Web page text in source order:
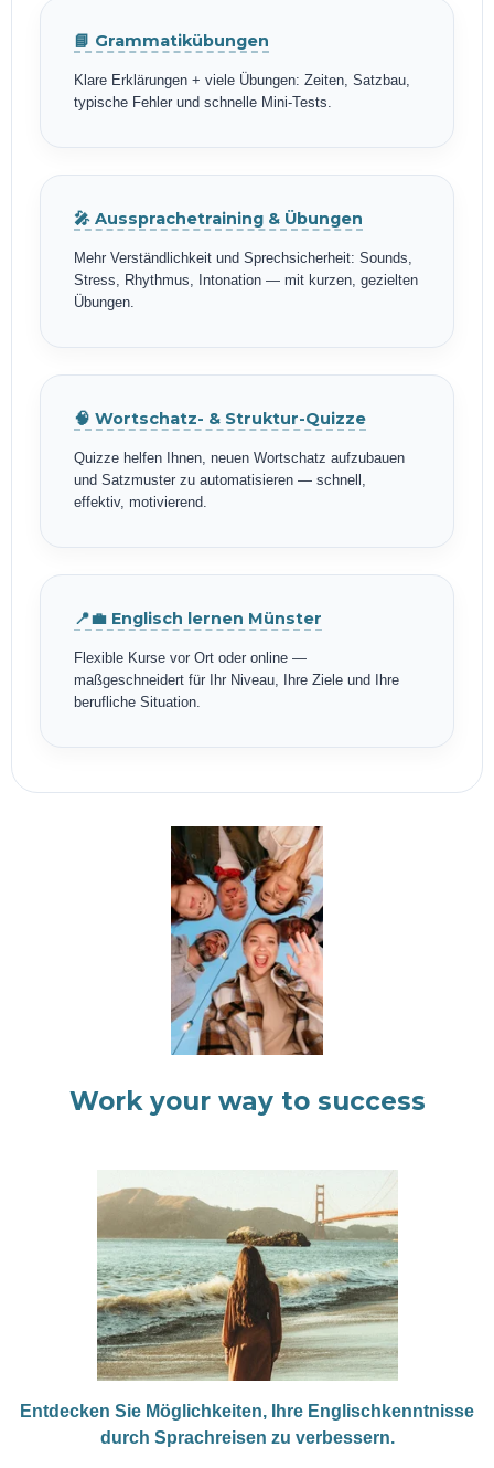
📘 Grammatikübungen
Klare Erklärungen + viele Übungen: Zeiten, Satzbau,
typische Fehler und schnelle Mini-Tests.
🎤 Aussprachetraining & Übungen
Mehr Verständlichkeit und Sprechsicherheit: Sounds,
Stress, Rhythmus, Intonation — mit kurzen, gezielten
Übungen.
🧠 Wortschatz- & Struktur-Quizze
Quizze helfen Ihnen, neuen Wortschatz aufzubauen
und Satzmuster zu automatisieren — schnell,
effektiv, motivierend.
📍💼 Englisch lernen Münster
Flexible Kurse vor Ort oder online —
maßgeschneidert für Ihr Niveau, Ihre Ziele und Ihre
berufliche Situation.
Work your way to success
Entdecken Sie Möglichkeiten, Ihre Englischkenntnisse
durch Sprachreisen zu verbessern.